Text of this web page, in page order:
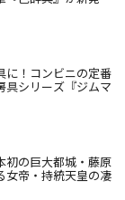
に！コンビニの定番
具シリーズ『ジムマ
初の巨大都城・藤原
女帝・持統天皇の凄